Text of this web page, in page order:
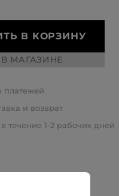
В КОРЗИНУ
МАГАЗИНЕ
и возврат
течение 1-2 рабочих дней